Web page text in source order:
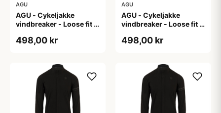
AGU
AGU - Cykeljakke
vindbreaker - Loose fit -
498,00 kr
AGU
AGU - Cykeljakke
vindbreaker - Loose fit -
498,00 kr